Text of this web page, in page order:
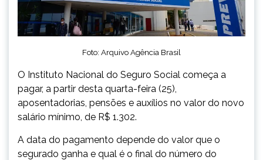
Foto: Arquivo Agência Brasil
O Instituto Nacional do Seguro Social começa a
pagar, a partir desta quarta-feira (25),
aposentadorias, pensões e auxílios no valor do novo
salário mínimo, de R$ 1.302.
A data do pagamento depende do valor que o
segurado ganha e qual é o final do número do